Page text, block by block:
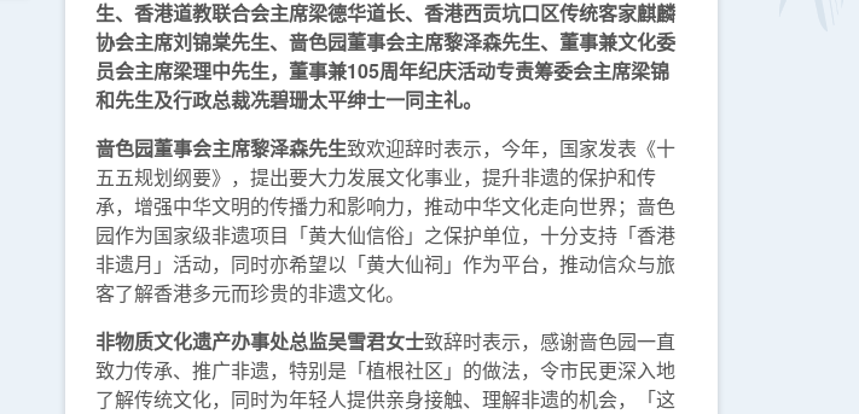
生、香港道教联合会主席梁德华道长、香港西贡坑口区传统客家麒麟
协会主席刘锦棠先生、啬色园董事会主席黎泽森先生、董事兼文化委
员会主席梁理中先生，董事兼105周年纪庆活动专责筹委会主席梁锦
和先生及行政总裁冼碧珊太平绅士一同主礼。
啬色园董事会主席黎泽森先生致欢迎辞时表示，今年，国家发表《十
五五规划纲要》，提出要大力发展文化事业，提升非遗的保护和传
承，增强中华文明的传播力和影响力，推动中华文化走向世界；啬色
园作为国家级非遗项目「黄大仙信俗」之保护单位，十分支持「香港
非遗月」活动，同时亦希望以「黄大仙祠」作为平台，推动信众与旅
客了解香港多元而珍贵的非遗文化。
非物质文化遗产办事处总监吴雪君女士致辞时表示，感谢啬色园一直
致力传承、推广非遗，特别是「植根社区」的做法，令市民更深入地
了解传统文化，同时为年轻人提供亲身接触、理解非遗的机会，「这